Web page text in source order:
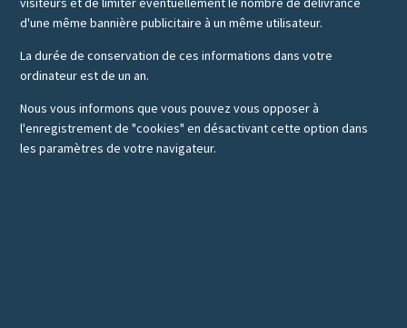
d'une même bannière publicitaire à un même utilisateur.
La durée de conservation de ces informations dans votre
ordinateur est de un an.
Nous vous informons que vous pouvez vous opposer à
l'enregistrement de "cookies" en désactivant cette option dans
les paramètres de votre navigateur.